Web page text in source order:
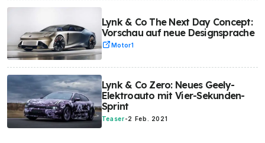
Lynk & Co The Next Day Concept:
Vorschau auf neue Designsprache
Motor1
Lynk & Co Zero: Neues Geely-
Elektroauto mit Vier-Sekunden-
Sprint
Teaser-2 Feb. 2021